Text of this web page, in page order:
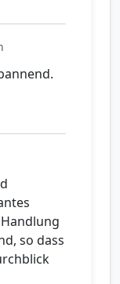
so dass